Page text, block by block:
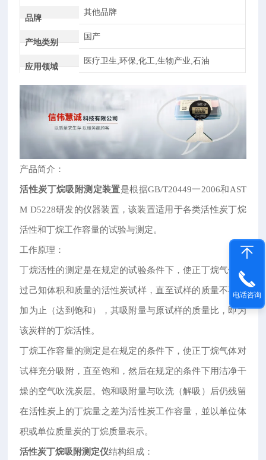
品牌
其他品牌
产地类别
国产
应用领域
医疗卫生,环保,化工,生物产业,石油
产品简介：
活性炭丁烷吸附测定装置是根据GB/T20449一2006和AST
M D5228研发的仪器装置，该装置适用于各类活性炭丁烷
活性和丁烷工作容量的试验与测定。
工作原理：
丁烷活性的测定是在规定的试验条件下，使正丁烷气体通
过己知体积和质量的活性炭试样，直至试样的质量不再增
加为止（达到饱和），其吸附量与原试样的质量比，即为
该炭样的丁烷活性。
丁烷工作容量的测定是在规定的条件下，使正丁烷气体对
试样充分吸附，直至饱和，然后在规定的条件下用洁净干
燥的空气吹洗炭层。饱和吸附量与吹洗（解吸）后仍残留
在活性炭上的丁烷量之差为活性炭工作容量，並以单位体
积或单位质量炭的丁烷质量表示。
活性炭丁烷吸附测定仪结构组成：
电话咨询